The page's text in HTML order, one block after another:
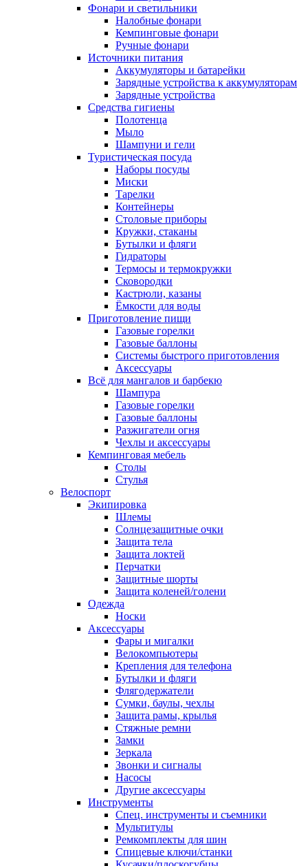
Фонари и светильники
Налобные фонари
Кемпинговые фонари
Ручные фонари
Источники питания
Аккумуляторы и батарейки
Зарядные устройства к аккумуляторам
Зарядные устройства
Средства гигиены
Полотенца
Мыло
Шампуни и гели
Туристическая посуда
Наборы посуды
Миски
Тарелки
Контейнеры
Столовые приборы
Кружки, стаканы
Бутылки и фляги
Гидраторы
Термосы и термокружки
Сковородки
Кастрюли, казаны
Ёмкости для воды
Приготовление пищи
Газовые горелки
Газовые баллоны
Системы быстрого приготовления
Аксессуары
Всё для мангалов и барбекю
Шампура
Газовые горелки
Газовые баллоны
Разжигатели огня
Чехлы и аксессуары
Кемпинговая мебель
Столы
Стулья
Велоспорт
Экипировка
Шлемы
Солнцезащитные очки
Защита тела
Защита локтей
Перчатки
Защитные шорты
Защита коленей/голени
Одежда
Носки
Аксессуары
Фары и мигалки
Велокомпьютеры
Крепления для телефона
Бутылки и фляги
Флягодержатели
Сумки, баулы, чехлы
Защита рамы, крылья
Стяжные ремни
Замки
Зеркала
Звонки и сигналы
Насосы
Другие аксессуары
Инструменты
Спец. инструменты и съемники
Мультитулы
Ремкомплекты для шин
Спицевые ключи/станки